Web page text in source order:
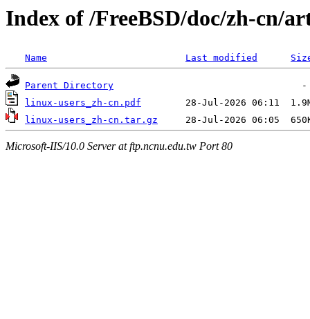
Index of /FreeBSD/doc/zh-cn/
Name Last modified
Parent Directory
linux-users_zh-cn.pdf
linux-users_zh-cn.tar.gz
Microsoft-IIS/10.0 Server at ftp.ncnu.edu.tw Port 80